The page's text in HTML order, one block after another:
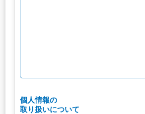
個人情報の
取り扱いについて